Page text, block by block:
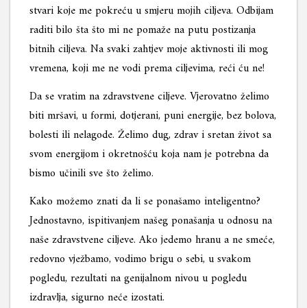
stvari koje me pokreću u smjeru mojih ciljeva. Odbijam
raditi bilo šta što mi ne pomaže na putu postizanja
bitnih ciljeva. Na svaki zahtjev moje aktivnosti ili mog
vremena, koji me ne vodi prema ciljevima, reći ću ne!
Da se vratim na zdravstvene ciljeve. Vjerovatno želimo
biti mršavi, u formi, dotjerani, puni energije, bez bolova,
bolesti ili nelagode. Želimo dug, zdrav i sretan život sa
svom energijom i okretnošću koja nam je potrebna da
bismo učinili sve što želimo.
Kako možemo znati da li se ponašamo inteligentno?
Jednostavno, ispitivanjem našeg ponašanja u odnosu na
naše zdravstvene ciljeve. Ako jedemo hranu a ne smeće,
redovno vježbamo, vodimo brigu o sebi, u svakom
pogledu, rezultati na genijalnom nivou u pogledu
izdravlja, sigurno neće izostati.